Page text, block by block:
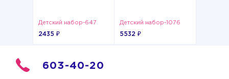
Детский набор-647
2435 ₽
Детский набор-1076
5532 ₽
603-40-20